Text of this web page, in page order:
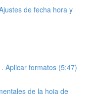
de fecha hora y
Aplicar formatos (5:47)
de la hoja de